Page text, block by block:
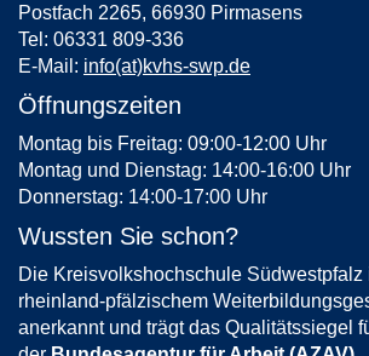
Postfach 2265, 66930 Pirmasens
Tel: 06331 809-336
E-Mail: info(at)kvhs-swp.de
Öffnungszeiten
Montag bis Freitag: 09:00-12:00 Uhr
Montag und Dienstag: 14:00-16:00 Uhr
Donnerstag: 14:00-17:00 Uhr
Wussten Sie schon?
Die Kreisvolkshochschule Südwestpfalz
rheinland-pfälzischem
anerkannt und trägt das Qualitätssiegel